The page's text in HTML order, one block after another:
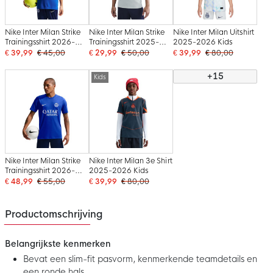
Nike Inter Milan Strike
Trainingsshirt 2026-
2027 Kids Blauw
€ 39,99 € 45,00
Nike Inter Milan Strike
Trainingsshirt 2025-
2026 Lichtgrijs
€ 29,99 € 50,00
Nike Inter Milan Uitshirt
2025-2026 Kids
€ 39,99 € 80,00
Nike Inter Milan Strike
Trainingsshirt 2026-
2027 Blauw
€ 48,99 € 55,00
Kids
Nike Inter Milan 3e Shirt
2025-2026 Kids
€ 39,99 € 80,00
+15
Productomschrijving
Belangrijkste kenmerken
Bevat een slim-fit pasvorm, kenmerkende teamdetails en